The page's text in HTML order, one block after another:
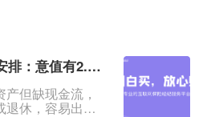
30-60岁更需要的资金安排：意值有2.0B款（快领版）分红年金险
但缺现金流，
退休，容易出现